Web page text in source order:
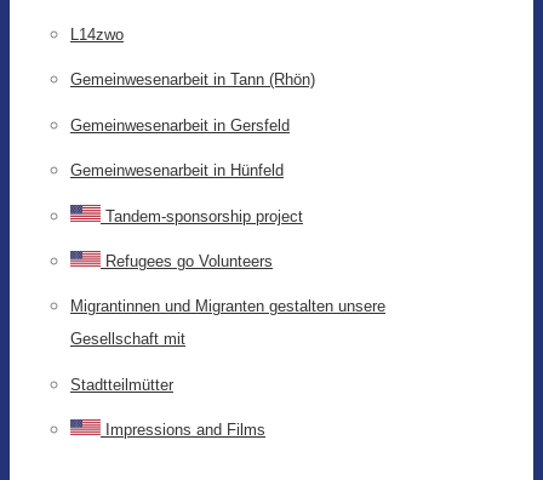
L14zwo
Gemeinwesenarbeit in Tann (Rhön)
Gemeinwesenarbeit in Gersfeld
Gemeinwesenarbeit in Hünfeld
Tandem-sponsorship project
Refugees go Volunteers
Migrantinnen und Migranten gestalten unsere
Gesellschaft mit
Stadtteilmütter
Impressions and Films